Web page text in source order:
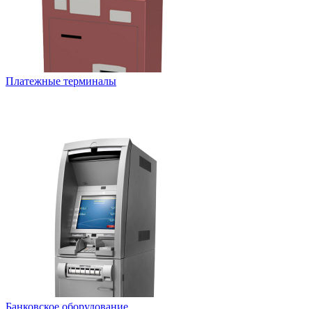
Платежные терминалы
Банковское оборудование